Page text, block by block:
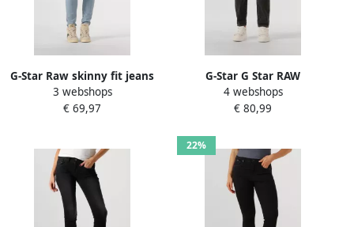
G-Star Raw skinny fit jeans
in 5-pocketmodel model
'3301'
3 webshops
€ 69,97
G-Star G Star RAW
Boyfriendjeans Kate met
authentieke used wassing
4 webshops
€ 80,99
22%